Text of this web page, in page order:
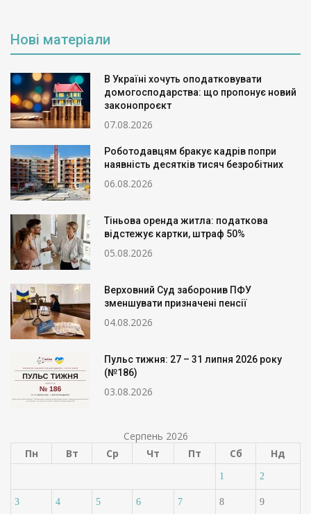
Нові матеріали
В Україні хочуть оподатковувати
домогосподарства: що пропонує новий
законопроєкт
07.08.2026
Роботодавцям бракує кадрів попри
наявність десятків тисяч безробітних
06.08.2026
Тіньова оренда житла: податкова
відстежує картки, штраф 50%
05.08.2026
Верховний Суд заборонив ПФУ
зменшувати призначені пенсії
04.08.2026
Пульс тижня: 27 – 31 липня 2026 року
(№186)
03.08.2026
Серпень 2026
Пн
Вт Ср Чт Пт Сб Нд
1 2
3 4 5 6 7 8 9